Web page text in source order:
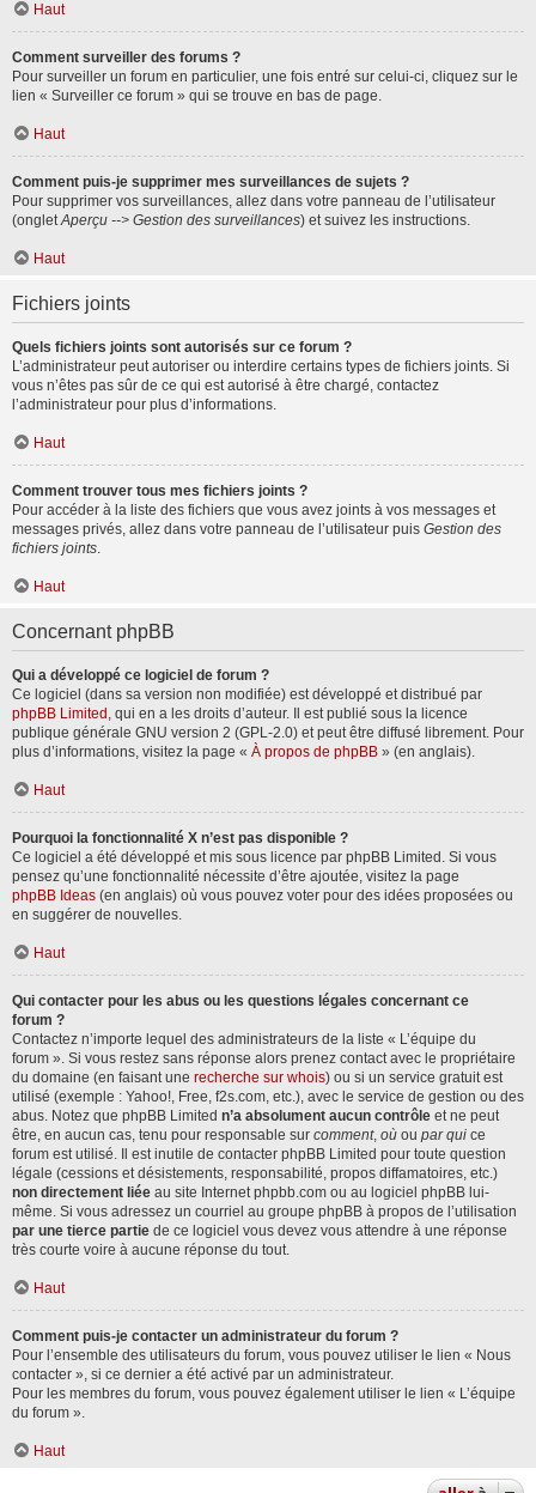
Haut
Comment surveiller des forums ?
Pour surveiller un forum en particulier, une fois entré sur celui-ci, cliquez sur le
lien « Surveiller ce forum » qui se trouve en bas de page.
Haut
Comment puis-je supprimer mes surveillances de sujets ?
Pour supprimer vos surveillances, allez dans votre panneau de l’utilisateur
(ongletAperçu --> Gestion des surveillances) et suivez les instructions.
Haut
Fichiers joints
Quels fichiers joints sont autorisés sur ce forum ?
L’administrateur peut autoriser ou interdire certains types de fichiers joints. Si
vous n’êtes pas sûr de ce qui est autorisé à être chargé, contactez
l’administrateur pour plus d’informations.
Haut
Comment trouver tous mes fichiers joints ?
Pour accéder à la liste des fichiers que vous avez joints à vos messages et
messages privés, allez dans votre panneau de l’utilisateur puis Gestion des
fichiers joints.
Haut
Concernant phpBB
Qui a développé ce logiciel de forum ?
Ce logiciel (dans sa version non modifiée) est développé et distribué par
phpBB Limited , qui en a les droits d’auteur. Il est publié sous la licence
publique générale GNU version 2 (GPL-2.0) et peut être diffusé librement. Pour
plus d’informations, visitez la page « À propos de phpBB » (en anglais).
Haut
Pourquoi la fonctionnalité X n’est pas disponible ?
Ce logiciel a été développé et mis sous licence par phpBB Limited. Si vous
pensez qu’une fonctionnalité nécessite d’être ajoutée, visitez la page
phpBB Ideas (en anglais) où vous pouvez voter pour des idées proposées ou
en suggérer de nouvelles.
Haut
Qui contacter pour les abus ou les questions légales concernant ce
forum ?
Contactez n’importe lequel des administrateurs de la liste « L’équipe du
forum ». Si vous restez sans réponse alors prenez contact avec le propriétaire
du domaine (en faisant une recherche sur whois) ou si un service gratuit est
utilisé (exemple : Yahoo!, Free, f2s.com, etc.), avec le service de gestion ou des
abus. Notez que phpBB Limited n’a absolument aucun contrôle et ne peut
être, en aucun cas, tenu pour responsable sur comment, où ou par qui ce
forum est utilisé. Il est inutile de contacter phpBB Limited pour toute question
légale (cessions et désistements, responsabilité, propos diffamatoires, etc.)
non directement liée au site Internet phpbb.com ou au logiciel phpBB lui-
même. Si vous adressez un courriel au groupe phpBB à propos de l’utilisation
par une tierce partie de ce logiciel vous devez vous attendre à une réponse
très courte voire à aucune réponse du tout.
Haut
Comment puis-je contacter un administrateur du forum ?
Pour l’ensemble des utilisateurs du forum, vous pouvez utiliser le lien « Nous
contacter », si ce dernier a été activé par un administrateur.
Pour les membres du forum, vous pouvez également utiliser le lien « L’équipe
du forum ».
Haut